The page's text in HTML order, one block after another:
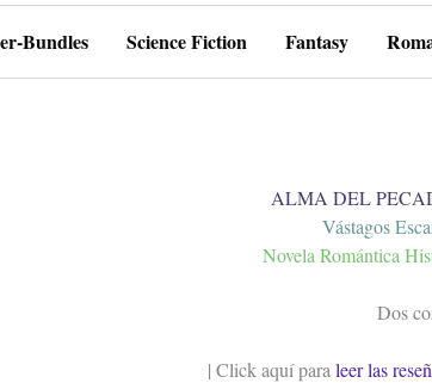
Bundles Science Fiction Fantasy
ALMA DEL
Vástagos
Novela Romántica
Dos
| Click aquí para leer las